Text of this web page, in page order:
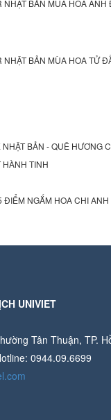
NHẬT BẢN MÙA HOA ANH
NHẬT BẢN MÙA HOA TỬ
NHẬT BẢN - QUÊ HƯƠNG
HÀNH TINH
ĐIỂM NGẮM HOA CHI
UNIVIET
Tân Thuận, TP.
0944.09.6699